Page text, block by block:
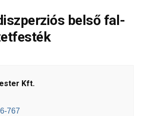
belső fal-
Kft.
767